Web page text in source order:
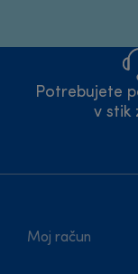
Potrebujete
v stik
Moj račun